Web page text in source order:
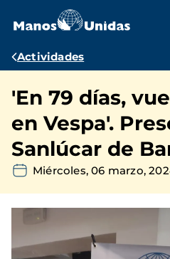
contenido
Ruta
navegación
Actividades
'En 79 días,
en Vespa'.
Sanlúcar de
Miércoles, 06 marzo,